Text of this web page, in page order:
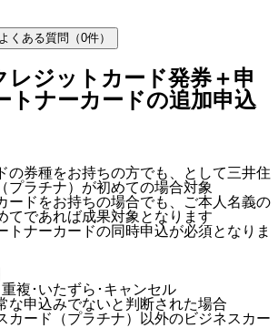
よくある質問（0件）
レジットカード発券＋申
トナーカードの追加申込
の券種をお持ちの方でも、として三井住
プラチナ）が初めての場合対象
ードをお持ちの場合でも、ご本人名義の
てであれば成果対象となります
ナーカードの同時申込が必須となりま
重複･いたずら･キャンセル
な申込みでないと判断された場合
カード（プラチナ）以外のビジネスカー